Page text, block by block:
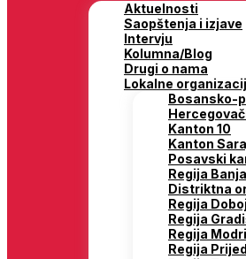
Aktuelnosti
Saopštenja i izjave
Intervju
Kolumna/Blog
Drugi o nama
Lokalne
Bosansko-
Kanton 10
Kanton
Posavski
Regija
Distriktna
Regija Doboj
Regija
Regija
Regija